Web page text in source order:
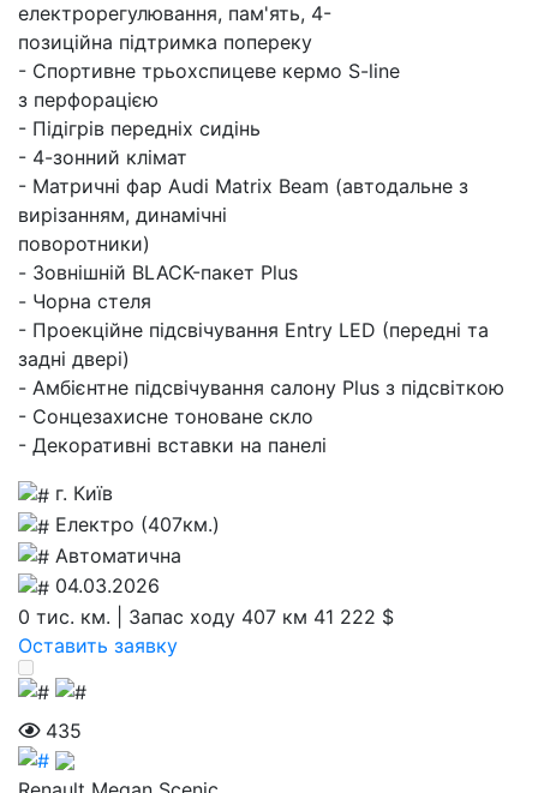
електрорегулювання, пам'ять, 4-
позиційна підтримка попереку
- Спортивне трьохспицеве кермо S-line
з перфорацією
- Підігрів передніх сидінь
- 4-зонний клімат
- Матричні фар Audi Matrix Beam (автодальне з
вирізанням, динамічні
поворотники)
- Зовнішній BLACK-пакет Plus
- Чорна стеля
- Проекційне підсвічування Entry LED (передні та
задні двері)
- Амбієнтне підсвічування салону Plus з підсвіткою
- Сонцезахисне тоноване скло
- Декоративні вставки на панелі
г. Київ
Електро (407км.)
Автоматична
04.03.2026
0 тис. км. | Запас ходу 407 км 41 222 $
Оставить заявку
435